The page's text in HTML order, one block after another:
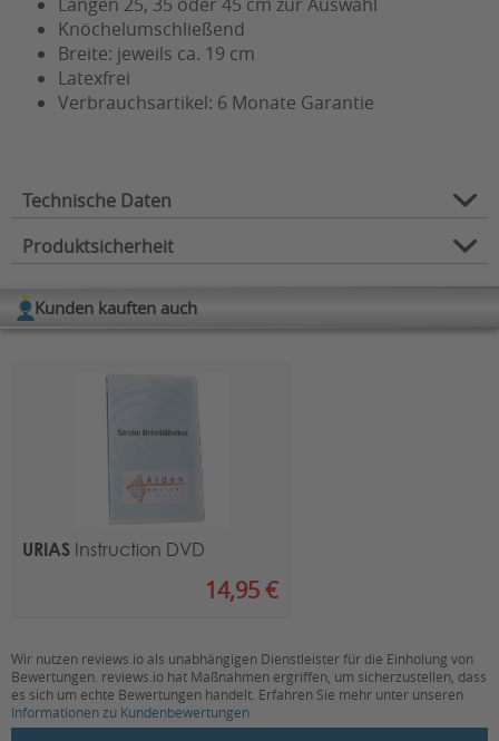
Knöchelumschließend
Breite: jeweils ca. 19 cm
Latexfrei
Verbrauchsartikel: 6 Monate Garantie
Technische Daten
Hersteller:
URIAS
Gesamtlänge (in cm):
Anzahl Luftkammern:
Geeignet für:
Produktsicherheit
Herstellerinformation
Arden Road, Arden Forest Industrial Estate
(Großbrittanien)
dww@arden-medical.com
Eucerep B.V.
Road Dahlaan 33
5629 MC, Eindhoven, Niederlande
Proteno GmbH
Niederwettersche Str. 1
35094 Lahntal, Deutschland
Kunden kauften auch
URIAS Instruction DVD
14,95 €
Wir nutzen reviews.io als unabhängigen Dienstleister für die Einholung von
Bewertungen. reviews.io hat Maßnahmen ergriffen, um sicherzustellen, dass
es sich um echte Bewertungen handelt. Erfahren Sie mehr unter unseren
Informationen zu Kundenbewertungen